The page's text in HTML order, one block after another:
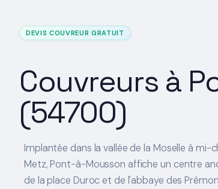
DEVIS COUVREUR GRATUIT
Couvreurs à
(54700)
Implantée dans la vallée de la Moselle à mi-
Metz, Pont-à-Mousson affiche un centre
de la place Duroc et de l'abbaye des